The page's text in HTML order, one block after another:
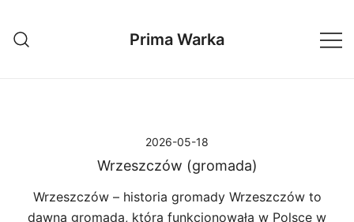
treści
Prima Warka
2026-05-18
Wrzeszczów (gromada)
Wrzeszczów – historia gromady Wrzeszczów to
dawna gromada, która funkcjonowała w Polsce w